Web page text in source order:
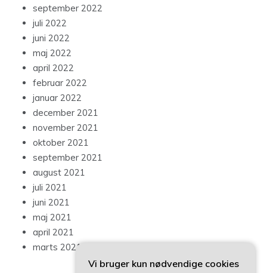
september 2022
juli 2022
juni 2022
maj 2022
april 2022
februar 2022
januar 2022
december 2021
november 2021
oktober 2021
september 2021
august 2021
juli 2021
juni 2021
maj 2021
april 2021
marts 2021
Vi bruger kun nødvendige cookies